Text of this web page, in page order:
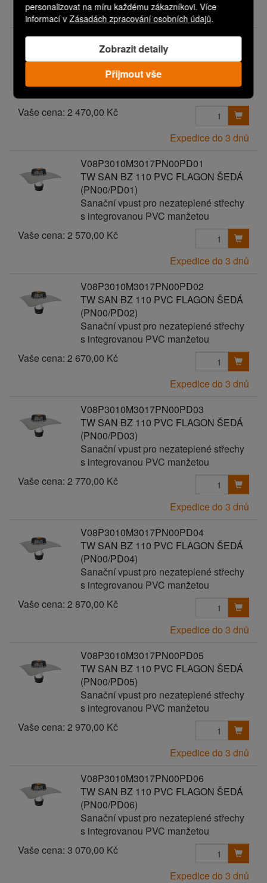
personalizovat na míru každému zákazníkovi. Více
informací vZásadách zpracování osobních údajů.
Zobrazit detaily
Přijmout vše
Expedice do 3 dnů
V08P3010M3017PN00PD00
TW SAN BZ 110 PVC FLAGON ŠEDÁ
Sanační vpust pro nezateplené střechy
s integrovanou PVC manžetou
Vaše cena: 2 470,00 Kč
Expedice do 3 dnů
V08P3010M3017PN00PD01
TW SAN BZ 110 PVC FLAGON ŠEDÁ
(PN00/PD01)
Sanační vpust pro nezateplené střechy
s integrovanou PVC manžetou
Vaše cena: 2 570,00 Kč
Expedice do 3 dnů
V08P3010M3017PN00PD02
TW SAN BZ 110 PVC FLAGON ŠEDÁ
(PN00/PD02)
Sanační vpust pro nezateplené střechy
s integrovanou PVC manžetou
Vaše cena: 2 670,00 Kč
Expedice do 3 dnů
V08P3010M3017PN00PD03
TW SAN BZ 110 PVC FLAGON ŠEDÁ
(PN00/PD03)
Sanační vpust pro nezateplené střechy
s integrovanou PVC manžetou
Vaše cena: 2 770,00 Kč
Expedice do 3 dnů
V08P3010M3017PN00PD04
TW SAN BZ 110 PVC FLAGON ŠEDÁ
(PN00/PD04)
Sanační vpust pro nezateplené střechy
s integrovanou PVC manžetou
Vaše cena: 2 870,00 Kč
Expedice do 3 dnů
V08P3010M3017PN00PD05
TW SAN BZ 110 PVC FLAGON ŠEDÁ
(PN00/PD05)
Sanační vpust pro nezateplené střechy
s integrovanou PVC manžetou
Vaše cena: 2 970,00 Kč
Expedice do 3 dnů
V08P3010M3017PN00PD06
TW SAN BZ 110 PVC FLAGON ŠEDÁ
(PN00/PD06)
Sanační vpust pro nezateplené střechy
s integrovanou PVC manžetou
Vaše cena: 3 070,00 Kč
Expedice do 3 dnů